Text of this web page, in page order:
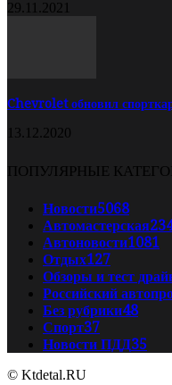
29.11.2021
Chevrolet обновил
13.12.2020
ПОПУЛЯРНЫЕ
Новости5068
Автомастерская
Автоновости1081
Отдых127
Обзоры и тест
Российский
Без рубрики48
Спорт37
Новости ПДД35
© Ktdetal.RU